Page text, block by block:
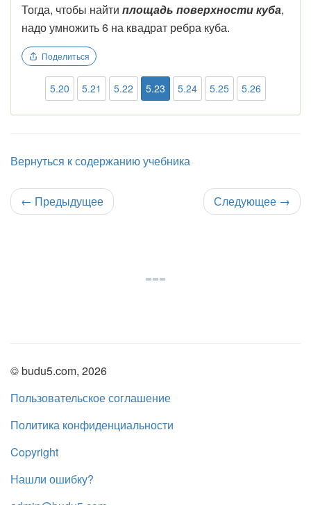
Тогда, чтобы найти площадь поверхности куба,
надо умножить 6 на квадрат ребра куба.
Поделиться
5.20 5.21 5.22 5.23 5.24 5.25 5.26
Вернуться к содержанию учебника
← Предыдущее Следующее →
© budu5.com, 2026
Пользовательское соглашение
Политика конфиденциальности
Copyright
Нашли ошибку?